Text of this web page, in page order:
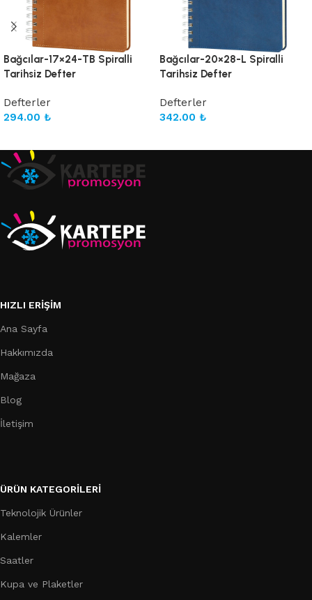
Bağcılar-17×24-TB Spiralli
Tarihsiz Defter
Defterler
294.00 ₺
Bağcılar-20×28-L Spiralli
Tarihsiz Defter
Defterler
342.00 ₺
HIZLI ERIŞIM
Ana Sayfa
Hakkımızda
Mağaza
Blog
İletişim
ÜRÜN KATEGORILERI
Teknolojik Ürünler
Kalemler
Saatler
Kupa ve Plaketler